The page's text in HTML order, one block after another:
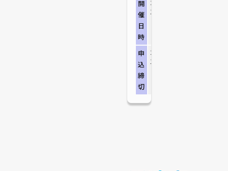
開
催
日
時
2026/8/16（日）
10:00～18:00
申
込
締
切
2026/8/16（月）
10:00